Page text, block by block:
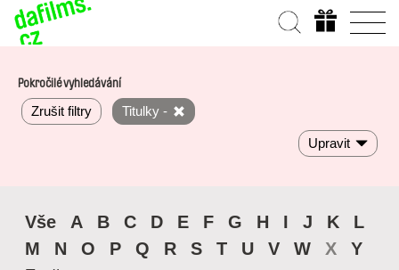
Pokročilé vyhledávání
Zrušit filtry Titulky -
Upravit
Vše A B C D E F G H I J K
L
M
N O P Q R S T U V W X
Y